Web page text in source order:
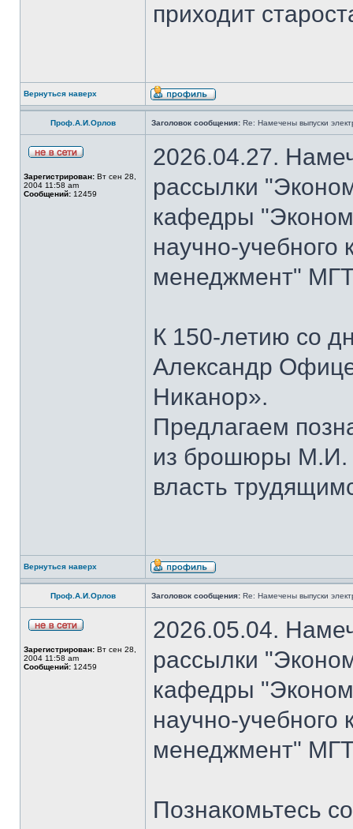
приходит
Вернуться наверх
Проф.А.И.Орлов Заголовок сообщения: Re: Намечены выпуски
Зарегистрирован: Вт сен 28,
2004 11:58 am
Сообщений: 12459
2026.04.27.
рассылки
кафедры
научно-
менеджмент"
К 150-летию со
Александр
Никанор».
Предлагаем
из брошюры М.И.
власть
Вернуться наверх
Проф.А.И.Орлов Заголовок сообщения: Re: Намечены выпуски
Зарегистрирован: Вт сен 28,
2004 11:58 am
Сообщений: 12459
2026.05.04.
рассылки
кафедры
научно-
менеджмент"
Познакомьтесь